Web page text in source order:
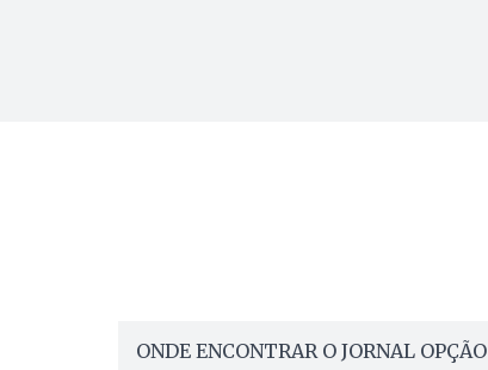
ONDE ENCONTRAR O JORNAL OPÇÃO